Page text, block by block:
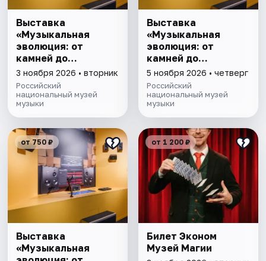
Выставка
«Музыкальная
эволюция: от
камней до
нейросети»
3 ноября 2026 • вторник
Российский
национальный музей
музыки
Выставка
«Музыкальная
эволюция: от
камней до
нейросети»
5 ноября 2026 • четверг
Российский
национальный музей
музыки
от 750 ₽
Выставка
«Музыкальная
от 1 200 ₽
Билет Эконом
Музей Магии